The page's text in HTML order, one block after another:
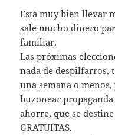
Está muy bien llevar
sale mucho dinero
familiar.
Las próximas
nada de despilfarros,
una semana o
buzonear
ahorre, que se
GRATUITAS.